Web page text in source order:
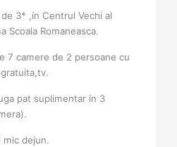
3* ,ín Centrul Vechi al
Scoala Romaneasca.
7 camere de 2 persoane cu
pat suplimentar ín 3
mic dejun.